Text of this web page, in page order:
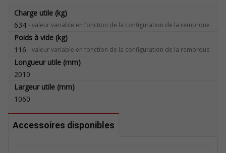
Charge utile (kg)
634 - valeur variable en fonction de la configuration de la remorque
Poids à vide (kg)
116 - valeur variable en fonction de la configuration de la remorque
Longueur utile (mm)
2010
Largeur utile (mm)
1060
Accessoires disponibles